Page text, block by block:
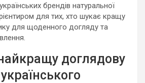
брендів натуральної
для тих, хто шукає кращу
для щоденного догляду та
доглядову